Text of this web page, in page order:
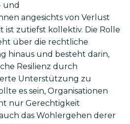
und
angesichts von Verlust
zutiefst kollektiv. Die Rolle
über die rechtliche
hinaus und besteht darin,
Resilienz durch
Unterstützung zu
es sein, Organisationen
nur Gerechtigkeit
das Wohlergehen derer